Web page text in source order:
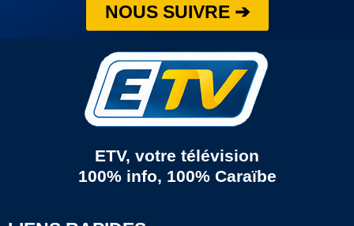
NOUS SUIVRE ➔
ETV, votre télévision
100% info, 100% Caraïbe